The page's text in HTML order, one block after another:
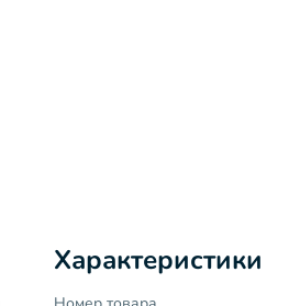
Характеристики